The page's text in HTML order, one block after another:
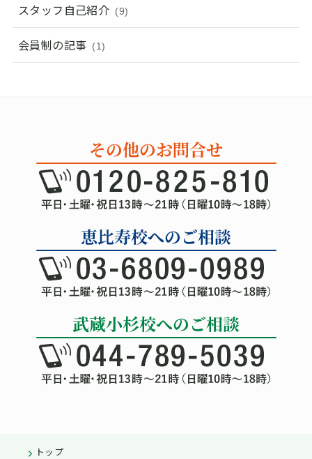
スタッフ自己紹介 (9)
会員制の記事 (1)
トップ